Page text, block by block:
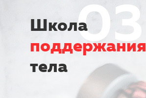
03
Школа
поддержания
тела